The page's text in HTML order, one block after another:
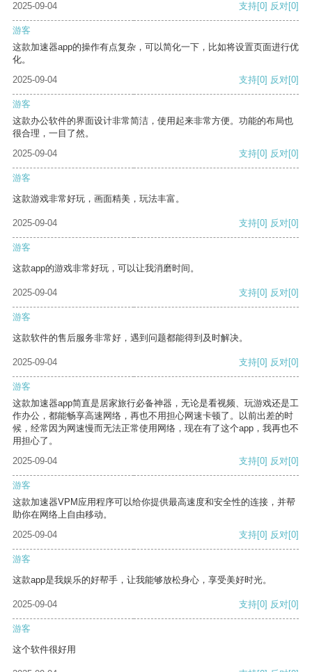
2025-09-04 支持[0] 反对[0]
游客
这款加速器app的操作有点复杂，可以简化一下，比如将设置页面进行优
化。
2025-09-04
支持[0] 反对[0]
游客
这款办公软件的界面设计非常简洁，使用起来非常方便。功能的布局也
很合理，一目了然。
2025-09-04
支持[0] 反对[0]
游客
这款游戏非常好玩，画面精美，玩法丰富。
2025-09-04 支持[0] 反对[0]
游客
这款app的游戏非常好玩，可以让我消磨时间。
2025-09-04 支持[0] 反对[0]
游客
这款软件的售后服务非常好，遇到问题都能得到及时解决。
2025-09-04 支持[0] 反对[0]
游客
这款加速器app简直是居家旅行必备神器，无论是看视频、玩游戏还是工
作办公，都能畅享高速网络，再也不用担心网速卡顿了。以前出差的时
候，经常因为网速慢而无法正常使用网络，现在有了这个app，我再也不
用担心了。
2025-09-04
支持[0] 反对[0]
游客
这款加速器VPM应用程序可以给你提供最高速度和安全性的连接，并帮
助你在网络上自由移动。
2025-09-04
支持[0] 反对[0]
游客
这款app是我娱乐的好帮手，让我能够放松身心，享受美好时光。
2025-09-04 支持[0] 反对[0]
游客
这个软件很好用